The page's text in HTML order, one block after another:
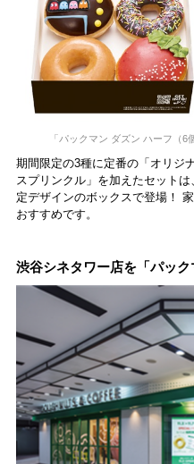
「パックマン ダズン ハーフ（6
期間限定の3種に定番の「オリジ
スプリンクル」を加えたセット
定デザインのボックスで登場！
おすすめです。
渋谷シネタワー店を「パッ